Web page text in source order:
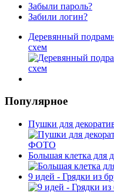
Забыли пароль?
Забили логин?
Деревянный
схем
Популярное
Пушки для
Большая клетка
9 идей - Грядки из